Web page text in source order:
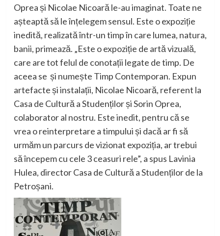
Oprea și Nicolae Nicoară le-au imaginat. Toate ne
așteaptă să le înțelegem sensul. Este o expoziție
inedită, realizată într-un timp în care lumea, natura,
banii, primează. „Este o expoziție de artă vizuală,
care are tot felul de conotații legate de timp. De
aceea se și numește Timp Contemporan. Expun
artefacte și instalații, Nicolae Nicoară, referent la
Casa de Cultură a Studenților și Sorin Oprea,
colaborator al nostru. Este inedit, pentru că se
vrea o reinterpretare a timpului și dacă ar fi să
urmăm un parcurs de vizionat expoziția, ar trebui
să începem cu cele 3 ceasuri rele”, a spus Lavinia
Hulea, director Casa de Cultură a Studenților de la
Petroșani.